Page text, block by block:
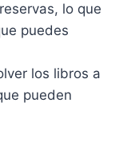
lo que
puedes
los libros a
pueden